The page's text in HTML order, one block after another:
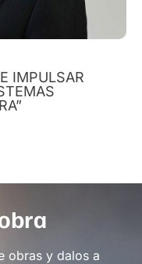
IMPULSAR
obras y dalos a